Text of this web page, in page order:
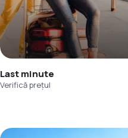
Last minute
Verifică prețul